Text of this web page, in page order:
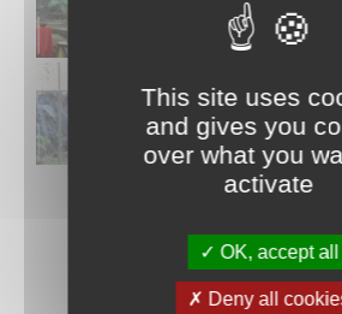
This site uses
and gives you
over what you
activate
OK, accept all
Deny all